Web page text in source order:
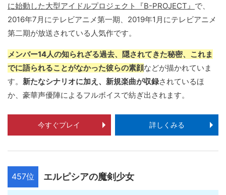
に始動した大型アイドルプロジェクト『B-PROJECT』 で、
2016年7月にテレビアニメ第一期、2019年1月にテレビアニメ
第二期が放送されている人気作です。
メンバー14人の知られざる過去、隠されてきた秘密、これま
でに語られることがなかった彼らの素顔などが描かれていま
す。 新たなシナリオに加え、新規楽曲が収録されているほ
か、豪華声優陣によるフルボイスで紡ぎ出されます。
今すぐプレイ 詳しくみる
457位 エルピシアの魔剣少女